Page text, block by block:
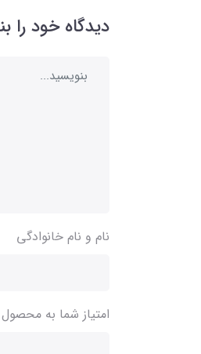
دیدگاه خود را
نام و نام خانوادگی
امتیاز شما به محصول